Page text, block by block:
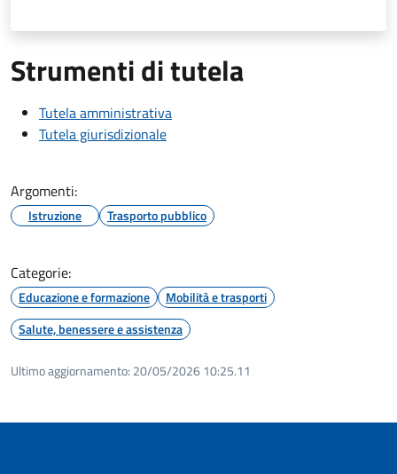
Strumenti di tutela
Tutela amministrativa
Tutela giurisdizionale
Argomenti:
Istruzione Trasporto pubblico
Categorie:
Educazione e formazione
Mobilità e trasporti
Salute, benessere e assistenza
Ultimo aggiornamento: 20/05/2026 10:25.11